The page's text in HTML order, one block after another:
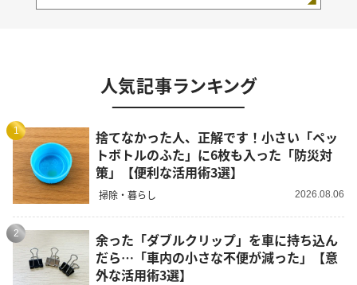
人気記事ランキング
1
捨てなかった人、正解です！小さい「ペッ
トボトルのふた」に6枚も入った「防災対
策」【便利な活用術3選】
掃除・暮らし 2026.08.06
2
余った「ダブルクリップ」を車に持ち込ん
だら…「車内の小さな不便が減った」【意
外な活用術3選】